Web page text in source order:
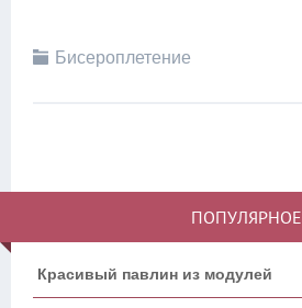
Бисероплетение
ПОПУЛЯРНОЕ
Красивый павлин из модулей